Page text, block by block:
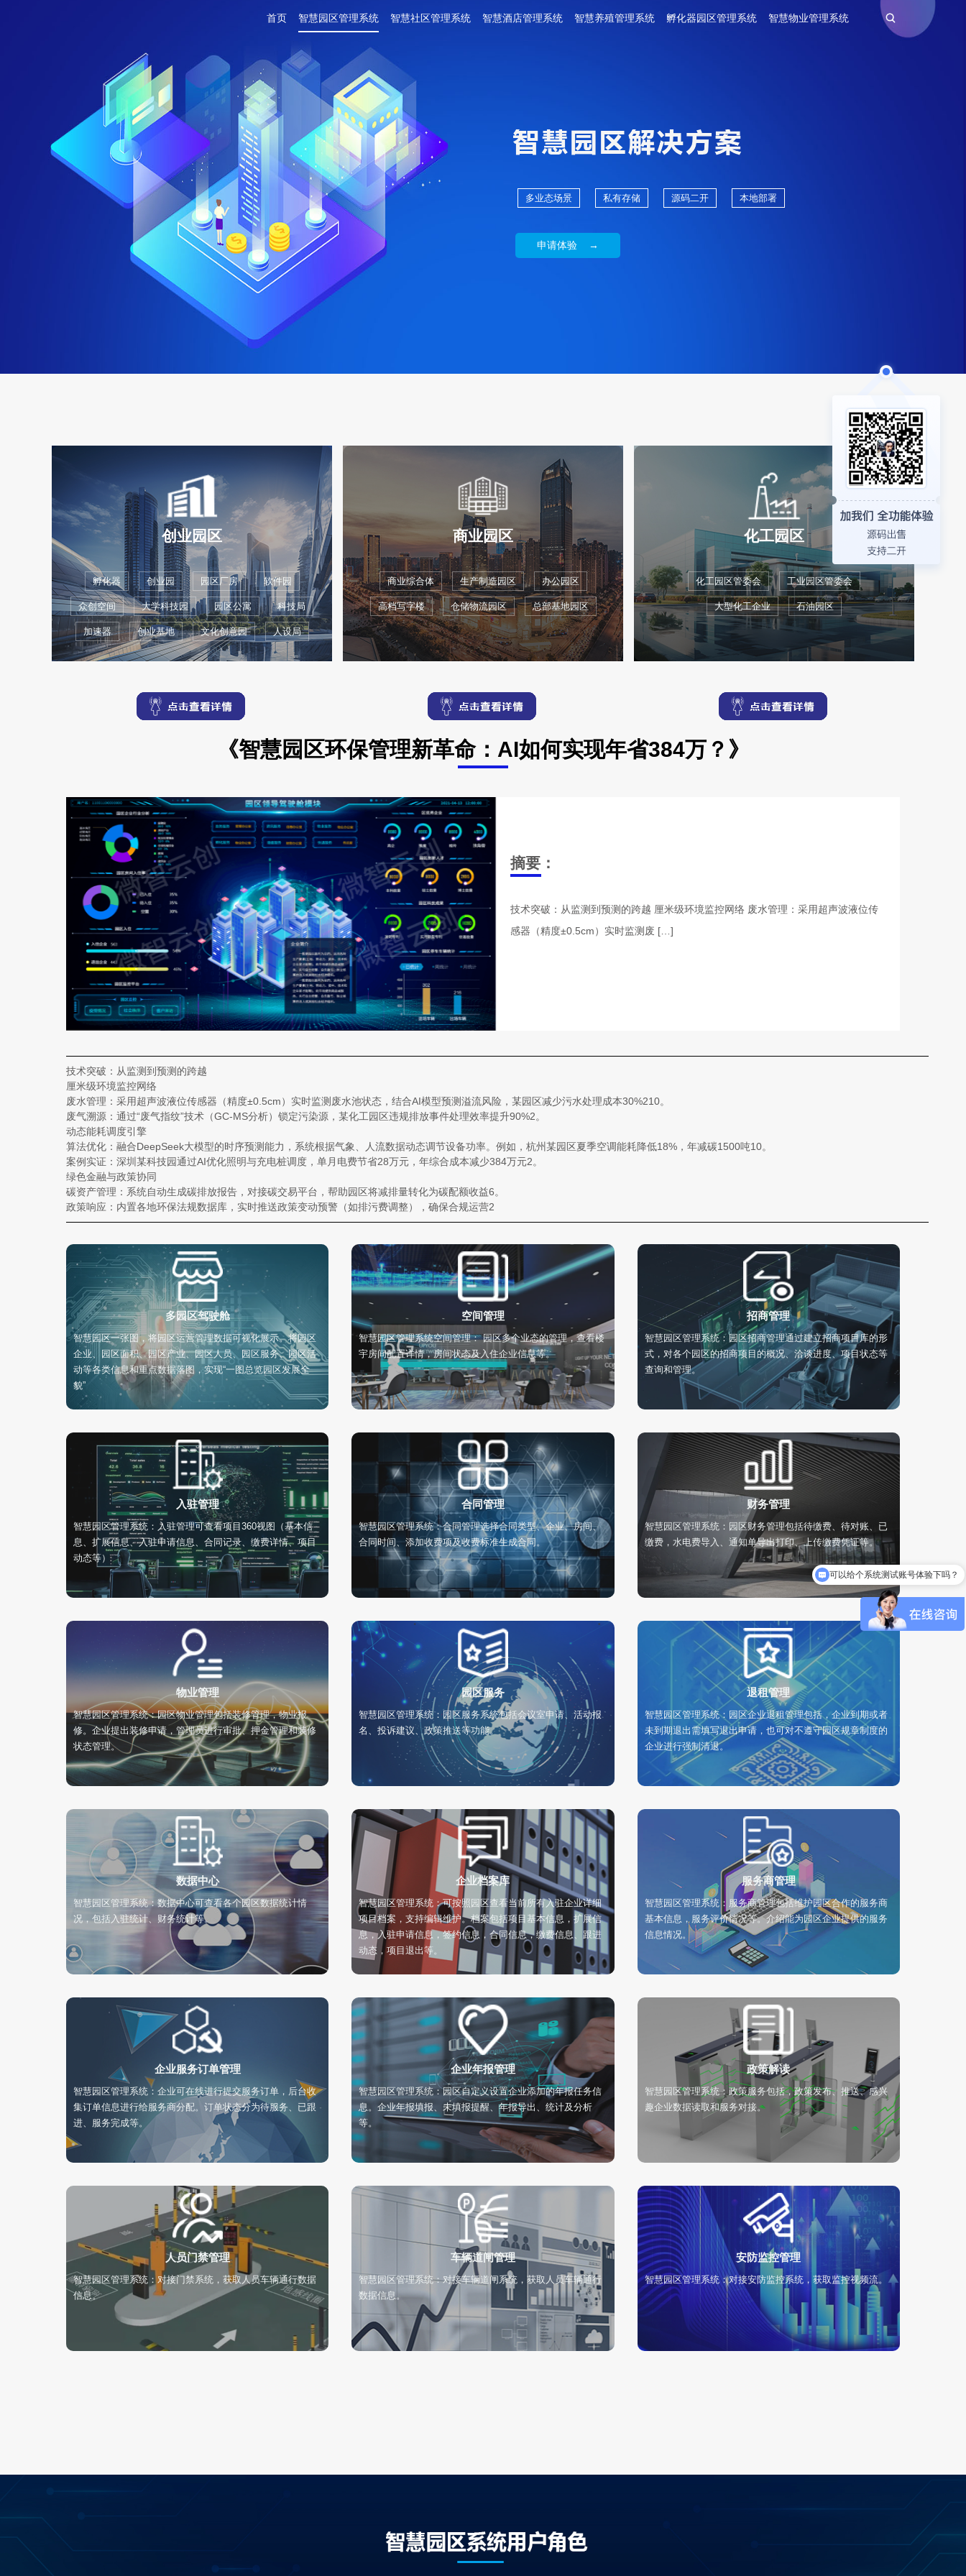
首页 智慧园区管理系统 智慧社区管理系统 智慧酒店管理系统 智慧养殖管理系统 孵化器园区管理系统 智慧物业管理系统
多业态场景 私有存储 源码二开 本地部署
申请体验 →
创业园区
孵化器 创业园 园区厂房 软件园
众创空间 大学科技园 园区公寓 科技局
加速器 创业基地 文化创意园 人设局
商业园区
商业综合体 生产制造园区 办公园区
高档写字楼 仓储物流园区 总部基地园区
化工园区
化工园区管委会 工业园区管委会
大型化工企业 石油园区
《智慧园区环保管理新革命：AI如何实现年省384万？》
摘要：
技术突破：从监测到预测的跨越 厘米级环境监控网络 废水管理：采用超声波液位传
感器（精度±0.5cm）实时监测废 […]
技术突破：从监测到预测的跨越
厘米级环境监控网络
废水管理：采用超声波液位传感器（精度±0.5cm）实时监测废水池状态，结合AI模型预测溢流风险，某园区减少污水处理成本30%210。
废气溯源：通过“废气指纹”技术（GC-MS分析）锁定污染源，某化工园区违规排放事件处理效率提升90%2。
动态能耗调度引擎
算法优化：融合DeepSeek大模型的时序预测能力，系统根据气象、人流数据动态调节设备功率。例如，杭州某园区夏季空调能耗降低18%，年减碳1500吨10。
案例实证：深圳某科技园通过AI优化照明与充电桩调度，单月电费节省28万元，年综合成本减少384万元2。
绿色金融与政策协同
碳资产管理：系统自动生成碳排放报告，对接碳交易平台，帮助园区将减排量转化为碳配额收益6。
政策响应：内置各地环保法规数据库，实时推送政策变动预警（如排污费调整），确保合规运营2
多园区驾驶舱
智慧园区一张图，将园区运营管理数据可视化展示。将园区
企业、园区面积、园区产业、园区人员、园区服务、园区活
动等各类信息和重点数据落图，实现“一图总览园区发展全
貌”
空间管理
智慧园区管理系统空间管理： 园区多个业态的管理，查看楼
宇房间配置详情，房间状态及入住企业信息等。
招商管理
智慧园区管理系统：园区招商管理通过建立招商项目库的形
式，对各个园区的招商项目的概况、洽谈进度、项目状态等
查询和管理。
入驻管理
智慧园区管理系统：入驻管理可查看项目360视图（基本信
息、扩展信息、入驻申请信息、合同记录、缴费详情、项目
动态等）
合同管理
智慧园区管理系统：合同管理选择合同类型、企业、房间、
合同时间、添加收费项及收费标准生成合同。
财务管理
智慧园区管理系统：园区财务管理包括待缴费、待对账、已
缴费，水电费导入、通知单导出打印、上传缴费凭证等。
物业管理
智慧园区管理系统：园区物业管理包括装修管理，物业报
修。企业提出装修申请，管理员进行审批、押金管理和装修
状态管理。
园区服务
智慧园区管理系统：园区服务系统包括会议室申请、活动报
名、投诉建议、政策推送等功能。
退租管理
智慧园区管理系统：园区企业退租管理包括，企业到期或者
未到期退出需填写退出申请，也可对不遵守园区规章制度的
企业进行强制清退。
数据中心
智慧园区管理系统：数据中心可查看各个园区数据统计情
况，包括入驻统计、财务统计等。
企业档案库
智慧园区管理系统：可按照园区查看当前所有入驻企业详细
项目档案，支持编辑维护。档案包括项目基本信息，扩展信
息，入驻申请信息，签约信息，合同信息，缴费信息、跟进
动态，项目退出等。
服务商管理
智慧园区管理系统：服务商管理包括维护园区合作的服务商
基本信息，服务评价情况等。介绍能为园区企业提供的服务
信息情况。
企业服务订单管理
智慧园区管理系统：企业可在线进行提交服务订单，后台收
集订单信息进行给服务商分配。订单状态分为待服务、已跟
进、服务完成等。
企业年报管理
智慧园区管理系统：园区自定义设置企业添加的年报任务信
息。企业年报填报、未填报提醒、年报导出、统计及分析
等。
政策解读
智慧园区管理系统：政策服务包括，政策发布、推送、感兴
趣企业数据读取和服务对接。
人员门禁管理
智慧园区管理系统：对接门禁系统，获取人员车辆通行数据
信息。
车辆道闸管理
智慧园区管理系统：对接车辆道闸系统，获取人员车辆通行
数据信息。
安防监控管理
智慧园区管理系统：对接安防监控系统，获取监控视频流。
可以发下解决方案吗？
可以给个系统测试账号体验下吗？